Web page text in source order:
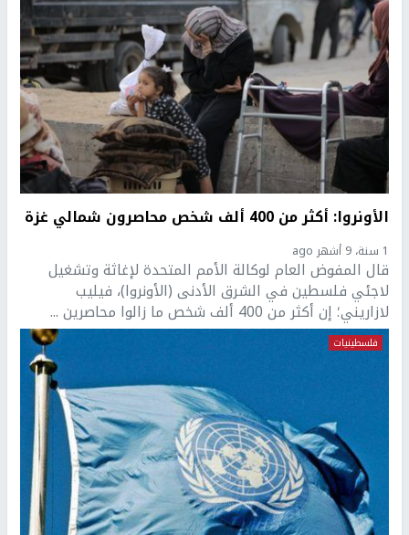
الأونروا: أكثر من 400 ألف شخص محاصرون شمالي غزة
1 سنة، 9 أشهر ago
قال المفوض العام لوكالة الأمم المتحدة لإغاثة وتشغيل
لاجئي فلسطين في الشرق الأدنى (الأونروا)، فيليب
لازاريني؛ إن أكثر من 400 ألف شخص ما زالوا محاصرين ...
فلسطينيات